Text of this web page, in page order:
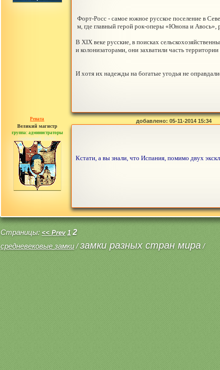
Форт-Росс - самое южное русское поселение в
м, где главный герой рок-оперы «Юнона и Авось»,
В XIX веке русские, в поисках
и колонизаторами, они захватили часть
И хотя их надежды на богатые угодья не
Рената
Великий магистр
группа: администраторы
сообщений: 30442
добавлено: 05-11-2014 15:34
Кстати, а вы знали, что Испания, помимо двух
Страницы: << Prev 1 2
средневековые замки/замки разных стран мира/